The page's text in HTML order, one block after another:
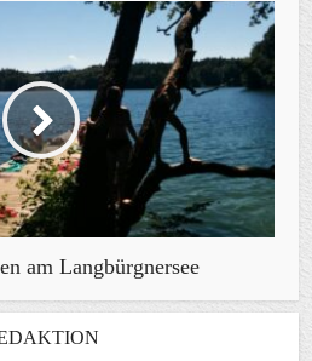
am Langbürgnersee